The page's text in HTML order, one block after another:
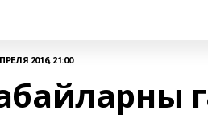
2016, 21:00